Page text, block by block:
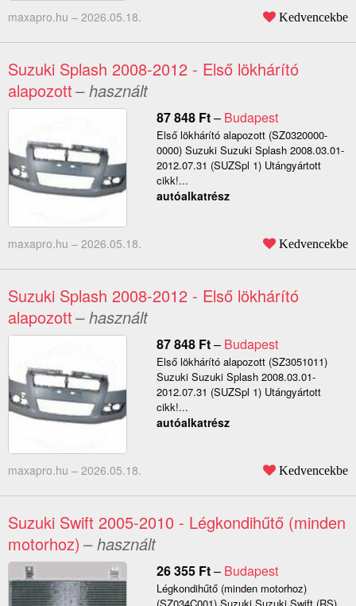
maxapro.hu – 2026.05.18. Kedvencekbe
Suzuki Splash 2008-2012 - Első lökhárító
alapozott– használt
87 848 Ft– Budapest
Első lökhárító alapozott (SZ0320000-
0000) Suzuki Suzuki Splash 2008.03.01-
2012.07.31 (SUZSpl 1) Utángyártott
cikk!...
autóalkatrész
maxapro.hu – 2026.05.18. Kedvencekbe
Suzuki Splash 2008-2012 - Első lökhárító
alapozott– használt
87 848 Ft– Budapest
Első lökhárító alapozott (SZ3051011)
Suzuki Suzuki Splash 2008.03.01-
2012.07.31 (SUZSpl 1) Utángyártott
cikk!...
autóalkatrész
maxapro.hu – 2026.05.18. Kedvencekbe
Suzuki Swift 2005-2010 - Légkondihűtő (minden
motorhoz) – használt
26 355 Ft– Budapest
Légkondihűtő (minden motorhoz)